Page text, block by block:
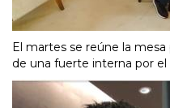
El martes se reúne la
de una fuerte interna por el